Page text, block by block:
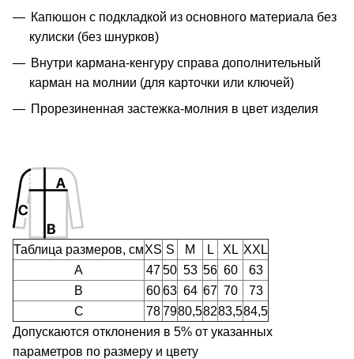
Капюшон с подкладкой из основного материала без
кулиски (без шнурков)
Внутри кармана-кенгуру справа дополнительный
карман на молнии (для карточки или ключей)
Прорезиненная застежка-молния в цвет изделия
Таблица размеров, смXS S M L XL XXL
A
4750 53 56 60
63
B
6063 64 67 70
73
C
787980,58283,584,5
Допускаются отклонения в 5% от указанных
параметров по размеру и цвету